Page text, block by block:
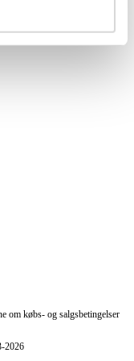
om købs- og salgsbetingelser
2026